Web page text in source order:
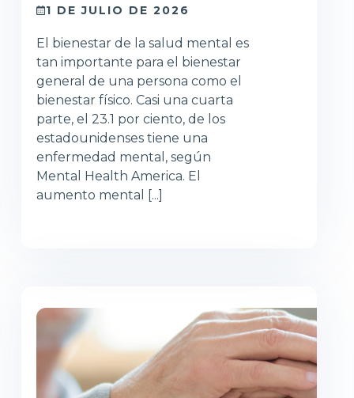
1 DE JULIO DE 2026
El bienestar de la salud mental es
tan importante para el bienestar
general de una persona como el
bienestar físico. Casi una cuarta
parte, el 23.1 por ciento, de los
estadounidenses tiene una
enfermedad mental, según
Mental Health America. El
aumento mental [...]